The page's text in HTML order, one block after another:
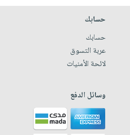
حسابك
حسابك
عربة التسوق
لائحة الأمنيات
وسائل الدفع